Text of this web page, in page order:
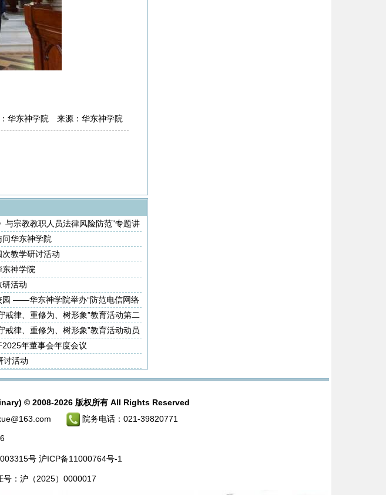
华东神学院 来源：华东神学院
与宗教教职人员法律风险防范”专题讲
华东神学院
教学研讨活动
神学院
活动
园 ——华东神学院举办“防范电信⽹络
戒律、重修为、树形象”教育活动第二
戒律、重修为、树形象”教育活动动员
年董事会年度会议
讨活动
© 2008-2026 版权所有 All Rights Reserved
院务电话：021-39820771
号 沪ICP备11000764号-1
号：沪（2025）0000017